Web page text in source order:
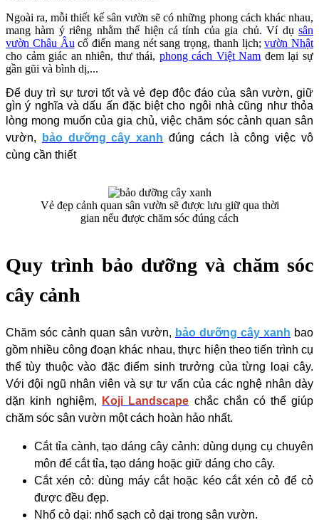
Ngoài ra, mỗi thiết kế sân vườn sẽ có những phong cách khác nhau,
mang hàm ý riêng nhằm thể hiện cá tính của gia chủ. Ví dụ sân
vườn Châu Âu cổ điển mang nét sang trọng, thanh lịch;vườn Nhật
cho cảm giác an nhiên, thư thái, phong cách Việt Nam đem lại sự
gần gũi và bình dị,...
Để duy trì sự tươi tốt và vẻ đẹp độc đáo của sân vườn, giữ
gìn ý nghĩa và dấu ấn đặc biệt cho ngôi nhà cũng như thỏa
lòng mong muốn của gia chủ, việc chăm sóc cảnh quan sân
vườn,
bảo dưỡng cây xanh đúng cách là công việc vô
cùng cần thiết
Vẻ đẹp cảnh quan sân vườn sẽ được lưu giữ qua thời
gian nếu được chăm sóc đúng cách
Quy trình bảo dưỡng và chăm sóc
cây cảnh
Chăm sóc cảnh quan sân vườn, bảo dưỡng cây xanh bao
gồm nhiều công đoạn khác nhau, thực hiện theo tiến trình cụ
thể tùy thuộc vào đặc điểm sinh trưởng của từng loại cây.
Với đội ngũ nhân viên và sự tư vấn của các nghệ nhân dày
dặn kinh nghiệm,
Koji Landscape chắc chắn có thể giúp
chăm sóc sân vườn một cách hoàn hảo nhất.
Cắt tỉa cành, tạo dáng cây cảnh: dùng dụng cụ chuyên
môn để cắt tỉa, tạo dáng hoặc giữ dáng cho cây.
Cắt xén cỏ: dùng máy cắt hoặc kéo cắt xén cỏ để cỏ
được đều đẹp.
Nhổ cỏ dại: nhổ sạch cỏ dại trong sân vườn.